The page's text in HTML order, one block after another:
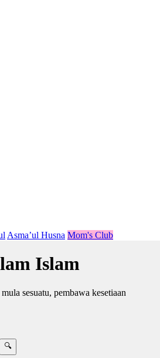
Asma’ul Husna Mom's Club
Islam
sesuatu, pembawa kesetiaan